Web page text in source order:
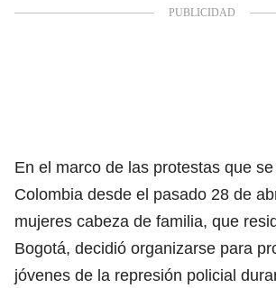
En el marco de las protestas que
Colombia desde el pasado 28 de
mujeres cabeza de familia, que
Bogotá, decidió organizarse para
jóvenes de la represión policial